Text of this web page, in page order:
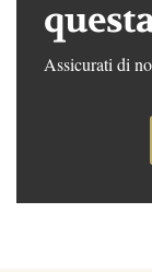
Assicurati di